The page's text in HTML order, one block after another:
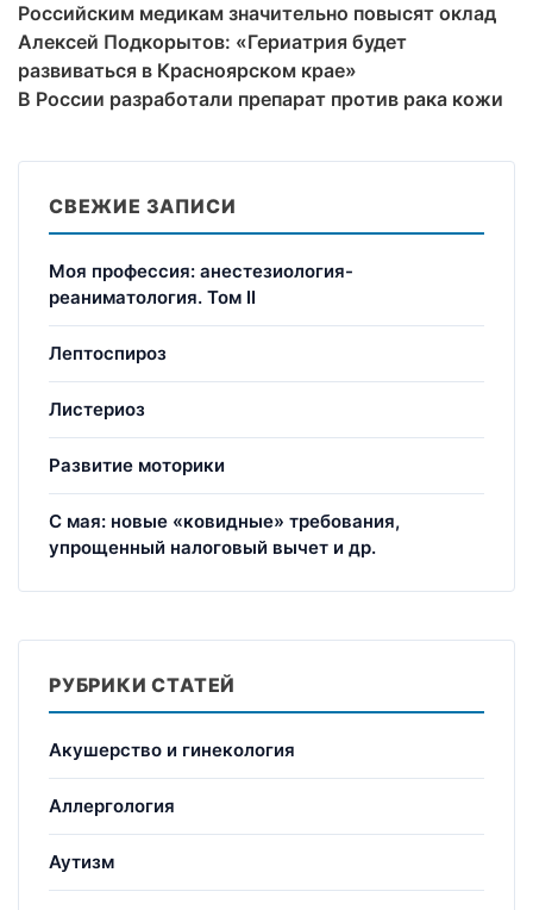
Российским медикам значительно повысят оклад
Алексей Подкорытов: «Гериатрия будет
развиваться в Красноярском крае»
В России разработали препарат против рака кожи
СВЕЖИЕ ЗАПИСИ
Моя профессия: анестезиология-
реаниматология. Том II
Лептоспироз
Листериоз
Развитие моторики
С мая: новые «ковидные» требования,
упрощенный налоговый вычет и др.
РУБРИКИ СТАТЕЙ
Акушерство и гинекология
Аллергология
Аутизм